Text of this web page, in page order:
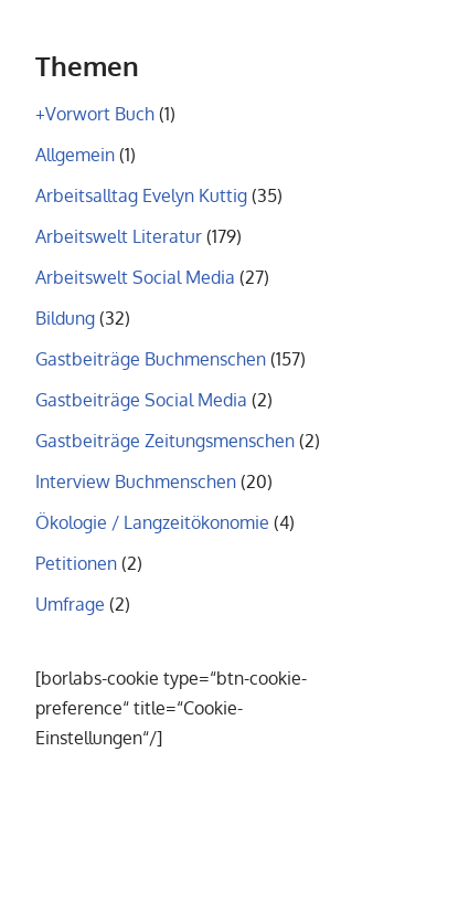
Themen
+Vorwort Buch (1)
Allgemein (1)
Arbeitsalltag Evelyn Kuttig (35)
Arbeitswelt Literatur (179)
Arbeitswelt Social Media (27)
Bildung (32)
Gastbeiträge Buchmenschen (157)
Gastbeiträge Social Media (2)
Gastbeiträge Zeitungsmenschen (2)
Interview Buchmenschen (20)
Ökologie / Langzeitökonomie (4)
Petitionen (2)
Umfrage (2)
[borlabs-cookie type=“btn-cookie-
preference“ title=“Cookie-
Einstellungen“/]